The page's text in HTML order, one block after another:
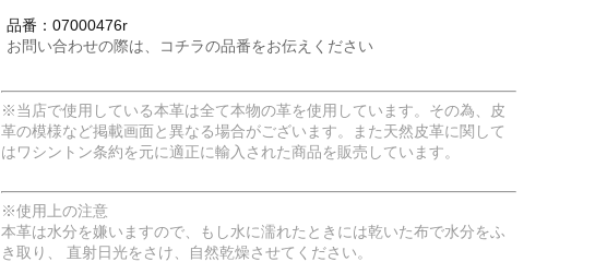
品番：07000476r
お問い合わせの際は、コチラの品番をお伝えください
※当店で使用している本革は全て本物の革を使用しています。その為、皮
革の模様など掲載画面と異なる場合がございます。また天然皮革に関して
はワシントン条約を元に適正に輸入された商品を販売しています。
※使用上の注意
本革は水分を嫌いますので、もし水に濡れたときには乾いた布で水分をふ
き取り、 直射日光をさけ、自然乾燥させてください。